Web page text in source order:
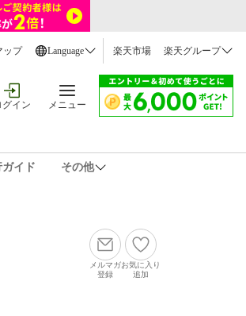
ップ Language 楽天市場 楽天グループ
グイン メニュー
ガイド その他
メルマガ
登録
お気に入り
追加